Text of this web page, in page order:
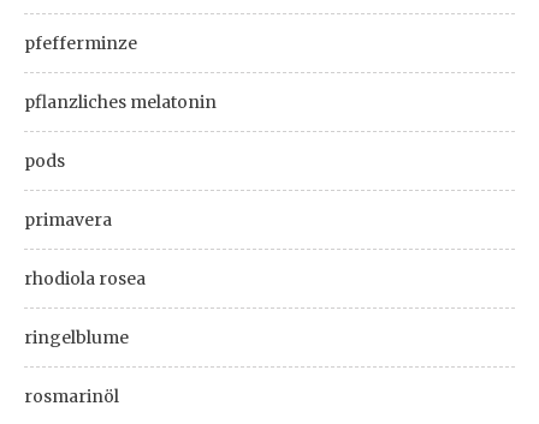
pfefferminze
pflanzliches melatonin
pods
primavera
rhodiola rosea
ringelblume
rosmarinöl